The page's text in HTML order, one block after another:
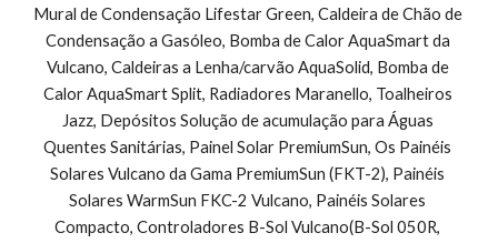
Mural de Condensação Lifestar Green, Caldeira de Chão de
Condensação a Gasóleo, Bomba de Calor AquaSmart da
Vulcano, Caldeiras a Lenha/carvão AquaSolid, Bomba de
Calor AquaSmart Split, Radiadores Maranello, Toalheiros
Jazz, Depósitos Solução de acumulação para Águas
Quentes Sanitárias, Painel Solar PremiumSun, Os Painéis
Solares Vulcano da Gama PremiumSun (FKT-2), Painéis
Solares WarmSun FKC-2 Vulcano, Painéis Solares
Compacto, Controladores B-Sol Vulcano(B-Sol 050R,